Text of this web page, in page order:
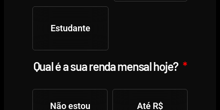
Estudante
Qual é a sua renda mensal hoje?
Não estou
Até R$